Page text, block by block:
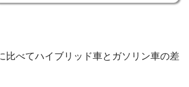
比べてハイブリッド車とガソリン車の差